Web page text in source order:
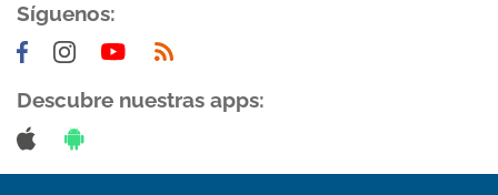
Síguenos:
Descubre nuestras apps: